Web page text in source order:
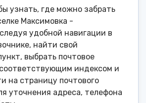
узнать, где можно забрать
Максимовка -
удобной навигации в
найти свой
выбрать почтовое
индексом и
на страницу почтового
уточнения адреса, телефона